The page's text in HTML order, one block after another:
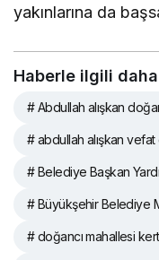
yakınlarına da
Haberle ilgili daha
# Abdullah alışkan
# abdullah alışkan vefat
# Belediye Başkan
# Büyükşehir Belediye
# doğancı mahallesi